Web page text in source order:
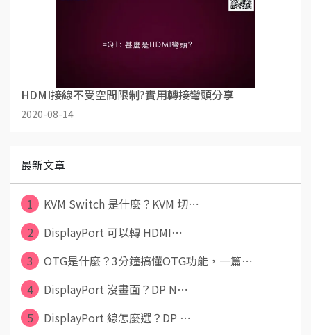
HDMI接線不受空間限制?實用轉接彎頭分享
2020-08-14
最新文章
1
KVM Switch 是什麼？KVM 切⋯
2
DisplayPort 可以轉 HDMI⋯
3
OTG是什麼？3分鐘搞懂OTG功能，一篇⋯
4
DisplayPort 沒畫面？DP N⋯
5
DisplayPort 線怎麼選？DP ⋯